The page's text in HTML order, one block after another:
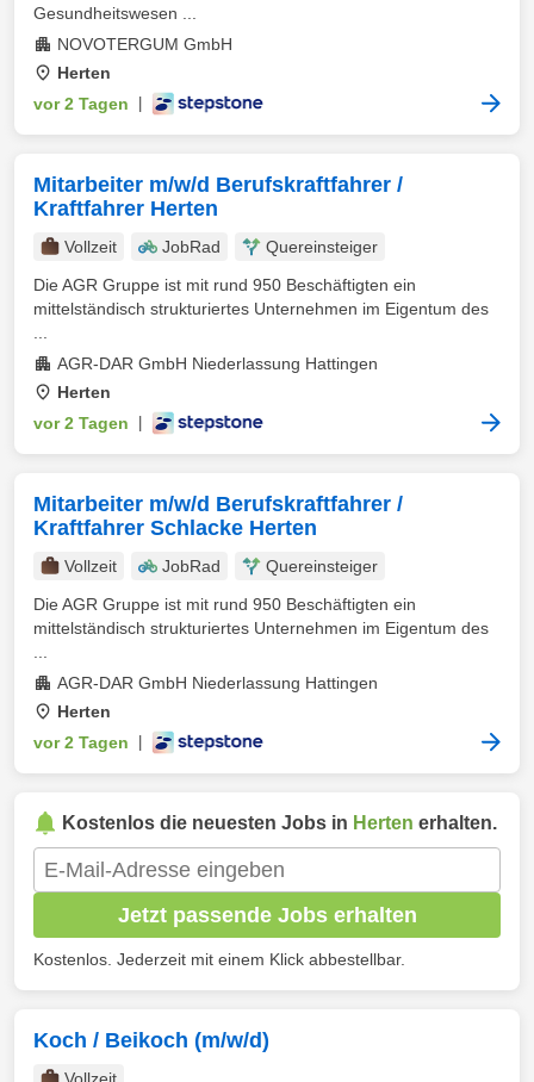
Gesundheitswesen ...
NOVOTERGUM GmbH
Herten
vor 2 Tagen
Mitarbeiter m/w/d Berufskraftfahrer /
Kraftfahrer Herten
Vollzeit JobRad
Quereinsteiger
Die AGR Gruppe ist mit rund 950 Beschäftigten ein
mittelständisch strukturiertes Unternehmen im Eigentum des
AGR-DAR GmbH Niederlassung Hattingen
Herten
vor 2 Tagen
Mitarbeiter m/w/d Berufskraftfahrer /
Kraftfahrer Schlacke Herten
Vollzeit JobRad
Quereinsteiger
Die AGR Gruppe ist mit rund 950 Beschäftigten ein
mittelständisch strukturiertes Unternehmen im Eigentum des
AGR-DAR GmbH Niederlassung Hattingen
Herten
vor 2 Tagen
Kostenlos die neuesten Jobs in Herten erhalten.
Jetzt passende Jobs erhalten
Kostenlos. Jederzeit mit einem Klick abbestellbar.
Koch / Beikoch (m/w/d)